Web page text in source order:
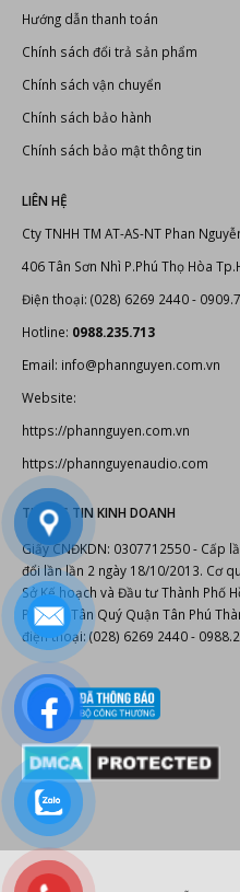
Hướng dẫn thanh toán
Chính sách đổi trả sản phẩm
Chính sách vận chuyển
Chính sách bảo hành
Chính sách bảo mật thông tin
LIÊN HỆ
Cty TNHH TM AT-AS-NT Phan
406 Tân Sơn Nhì P.Phú Thọ Hòa
Điện thoại: (028) 6269 2440 -
Hotline: 0988.235.713
Email: info@phannguyen.com.vn
Website:
https://phannguyen.com.vn
https://phannguyenaudio.com
THÔNG TIN KINH DOANH
Giấy CNĐKDN: 0307712550 - Cấp
đổi lần lần 2 ngày 18/10/2013. Cơ
Sở Kế hoạch và Đầu tư Thành Phố
Phường Tân Quý Quận Tân Phú
điện thoại: (028) 6269 2440 -